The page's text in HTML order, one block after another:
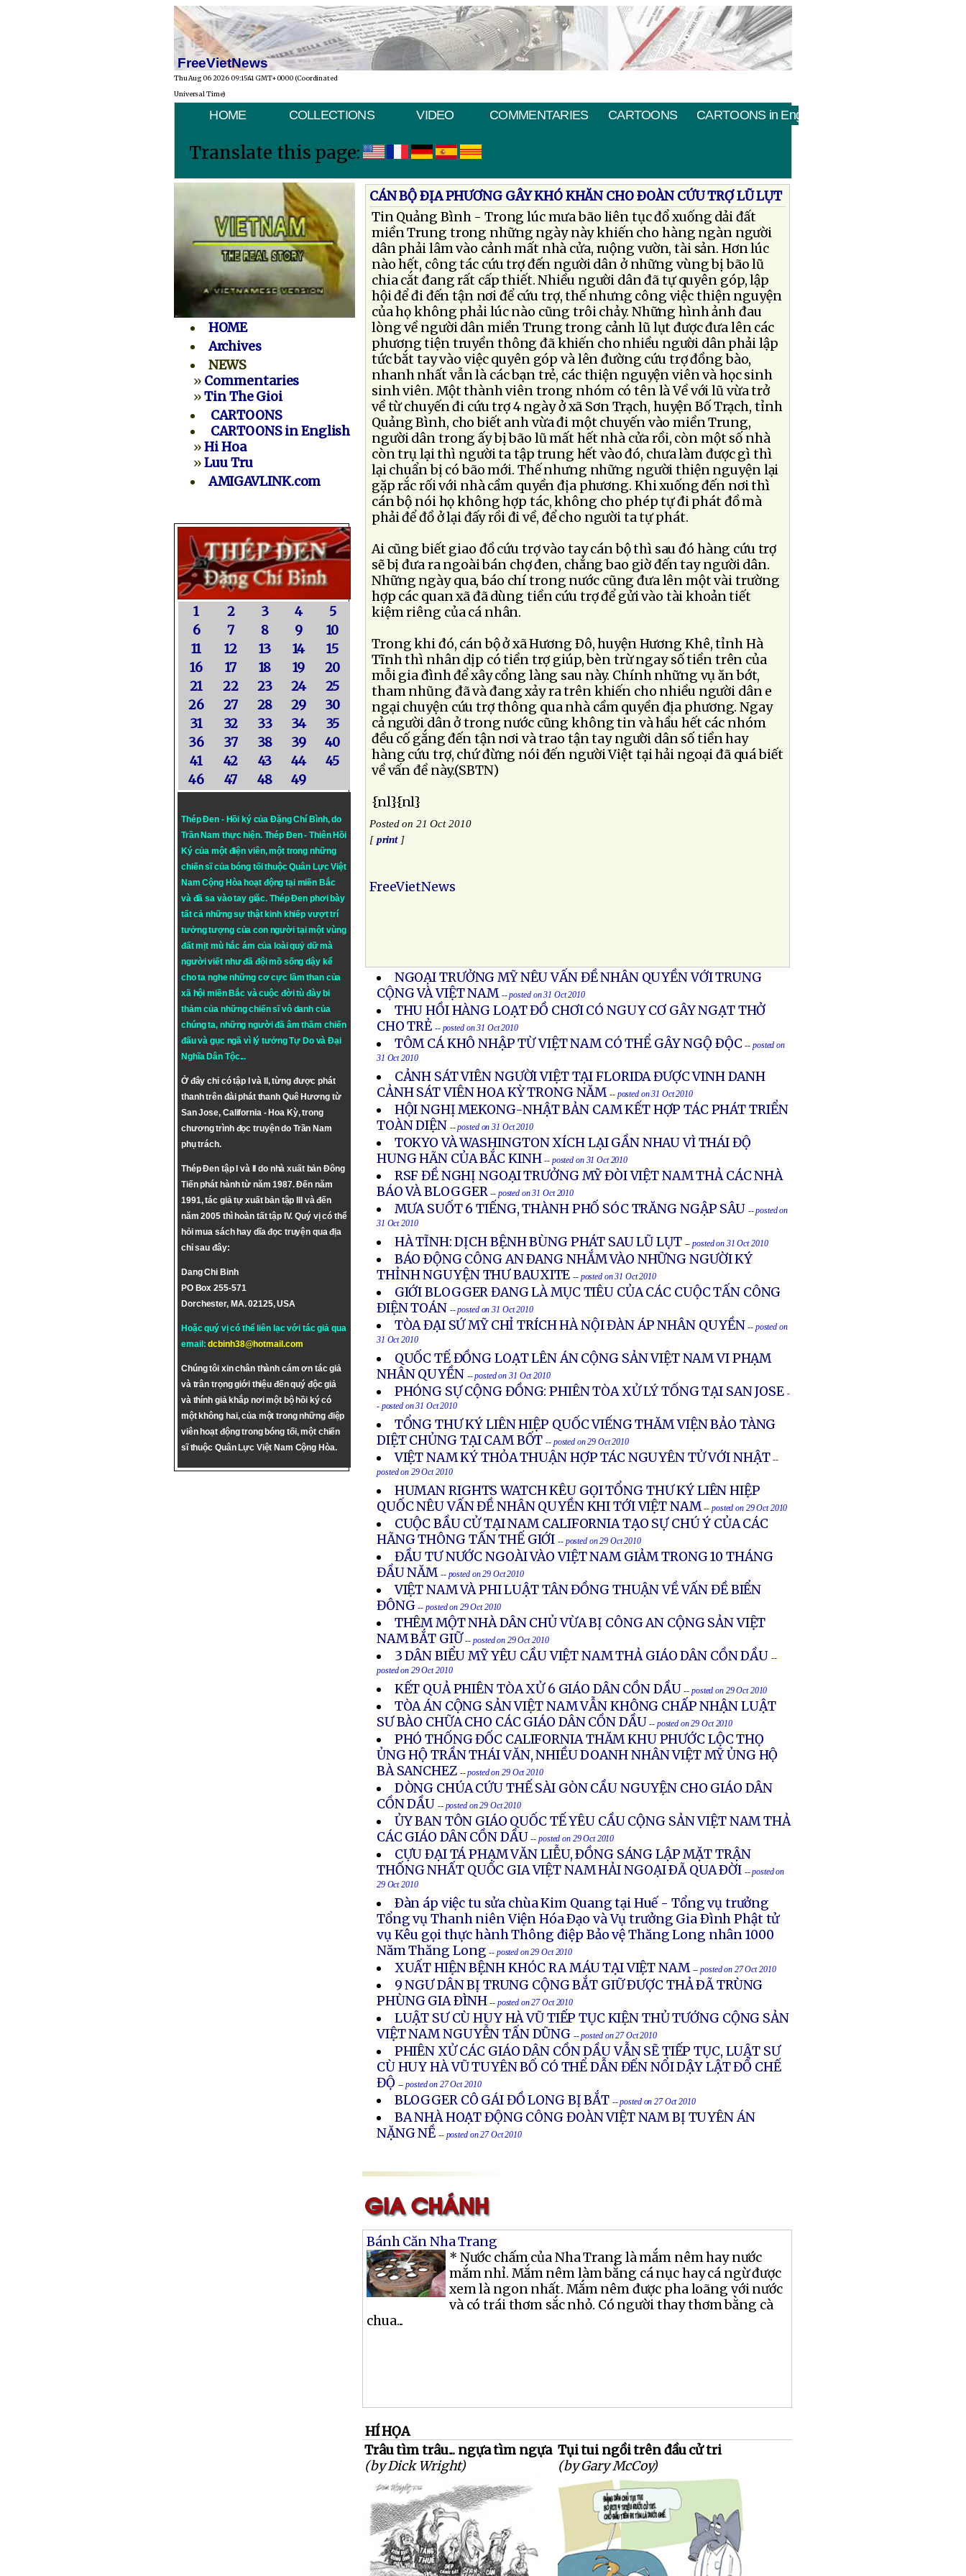
FreeVietNews
Thu Aug 06 2026 09:15:41 GMT+0000 (Coordinated
Universal Time)
HOME COLLECTIONS VIDEO COMMENTARIES CARTOONS CARTOONS in English
Translate this page:
HOME
Archives
NEWS
» Commentaries
»Tin The Gioi
CARTOONS
CARTOONS in English
»Hi Hoa
»Luu Tru
AMIGAVLINK.com
1 2 3 4
5
6
7 8 9
10
11
12 13 14
15
16
17 18 19
20
21
22 23 24
25
26
27 28 29
30
31
32 33 34
35
36
37 38 39
40
41
42 43 44
45
46
47 48 49
Thép Đen - Hồi ký của Đặng Chí Bình, do
Trần Nam thực hiện. Thép Đen- Thiên Hồi
Ký của một điện viên, một trong những
chiến sĩ của bóng tối thuộc Quân Lực Việt
Nam Cộng Hòa hoạt động tại miền Bắc
và đã sa vào tay giặc. Thép Đen phơi bày
tất cả những sự thật kinh khiếp vượt trí
tưởng tượng của con người tại một vùng
đất mịt mù hắc ám của loài quỷ dữ mà
người viết như đã đội mồ sống dậy kể
cho ta nghe những cơ cực lầm than của
xã hội miền Bắc và cuộc đời tù đày bi
thảm của những chiến sĩ vô danh của
chúng ta, những người đã âm thầm chiến
đấu và gục ngã vì lý tưởngTự DovàĐại
Nghĩa Dân Tộc...
Ở đây chỉ có tập I và II, từng được phát
thanh trên đài phát thanh Quê Hương từ
San Jose, California - Hoa Kỳ, trong
chương trình đọc truyện do Trần Nam
phụ trách.
Thép Đen tập I và II do nhà xuất bản Đông
Tiến phát hành từ năm 1987. Đến năm
1991, tác giả tự xuất bản tập III và đến
năm 2005 thì hoàn tất tập IV. Quý vị có thể
hỏi mua sách hay dĩa đọc truyện qua địa
chỉ sau đây:
Dang Chi Binh
PO Box 255-571
Dorchester, MA. 02125, USA
Hoặc quý vị có thể liên lạc với tác giả qua
email:dcbinh38@hotmail.com
Chúng tôi xin chân thành cám ơn tác giả
và trân trọng giới thiệu đến quý độc giả
và thính giả khắp nơi một bộ hồi ký có
một không hai, của một trong những điệp
viên hoạt động trong bóng tối, một chiến
sĩ thuộc Quân Lực Việt Nam Cộng Hòa.
CÁN BỘ ÐỊA PHƯƠNG GÂY KHÓ KHĂN CHO ÐOÀN CỨU TRỢ LŨ LỤT
Tin Quảng Bình - Trong lúc mưa bão liên tục đổ xuống dải đất
miền Trung trong những ngày này khiến cho hàng ngàn người
dân phải lâm vào cảnh mất nhà cửa, ruộng vườn, tài sản. Hơn lúc
nào hết, công tác cứu trợ đến người dân ở những vùng bị bão lũ
chia cắt đang rất cấp thiết. Nhiều người dân đã tự quyên góp, lập
hội để đi đến tận nơi để cứu trợ, thế nhưng công việc thiện nguyện
của họ không phải lúc nào cũng trôi chảy. Những hình ảnh đau
lòng về người dân miền Trung trong cảnh lũ lụt được đưa lên các
phương tiện truyền thông đã khiến cho nhiều người dân phải lập
tức bắt tay vào việc quyên góp và lên đường cứu trợ đồng bào,
nhanh nhất vẫn là các bạn trẻ, các thiện nguyện viên và học sinh
sinh viên. Một thành viên trong nhóm có tên là Về với lũ vừa trở
về từ chuyến đi cứu trợ 4 ngày ở xã Sơn Trạch, huyện Bố Trạch, tỉnh
Quảng Bình, cho biết anh vừa đi một chuyến vào miền Trung,
người dân trong ấy bị bão lũ mất hết nhà cửa rồi, còn một số nhà
còn trụ lại thì người ta tập trung hết vào đó, chưa làm được gì thì
lại chuẩn bị có bão mới. Thế nhưng những người thiện nguyện lại
gặp rắc rối với nhà cầm quyền địa phương. Khi xuống đến nơi thì
cán bộ nói họ không hợp tác, không cho phép tự đi phát đồ mà
phải để đồ ở lại đấy rồi đi về, để cho người ta tự phát.
Ai cũng biết giao đồ cứu trợ vào tay cán bộ thì sau đó hàng cứu trợ
sẽ bị đưa ra ngoài bán chợ đen, chẳng bao giờ đến tay người dân.
Những ngày qua, báo chí trong nước cũng đưa lên một vài trường
hợp các quan xã đã dùng tiền cứu trợ để gửi vào tài khoản tiết
kiệm riêng của cá nhân.
Trong khi đó, cán bộ ở xã Hương Ðô, huyện Hương Khê, tỉnh Hà
Tĩnh thì nhân dịp có tiền trợ giúp, bèn trừ ngay số tiền trên của
mỗi gia đình để xây cổng làng sau này. Chính những vụ ăn bớt,
tham nhũng đã và đang xảy ra trên khiến cho nhiều người dân e
ngại chuyện cứu trợ thông qua nhà cầm quyền địa phương. Ngay
cả người dân ở trong nước cũng không tin và hầu hết các nhóm
đều cố gắng đến tận nơi và trao tận tay người dân số tiền hay
hàng cứu trợ, chứ đừng nói đến người Việt tại hải ngoại đã quá biết
về vấn đề này.(SBTN)
{nl}{nl}
Posted on 21 Oct 2010
[print]
FreeVietNews
NGOẠI TRƯỞNG MỸ NÊU VẤN ĐỀ NHÂN QUYỀN VỚI TRUNG
CỘNG VÀ VIỆT NAM -- posted on 31 Oct 2010
THU HỒI HÀNG LOẠT ĐỒ CHƠI CÓ NGUY CƠ GÂY NGẠT THỞ
CHO TRẺ -- posted on 31 Oct 2010
TÔM CÁ KHÔ NHẬP TỪ VIỆT NAM CÓ THỂ GÂY NGỘ ÐỘC-- posted on
31 Oct 2010
CẢNH SÁT VIÊN NGƯỜI VIỆT TẠI FLORIDA ĐƯỢC VINH DANH
CẢNH SÁT VIÊN HOA KỲ TRONG NĂM -- posted on 31 Oct 2010
HỘI NGHỊ MEKONG-NHẬT BẢN CAM KẾT HỢP TÁC PHÁT TRIỂN
TOÀN DIỆN -- posted on 31 Oct 2010
TOKYO VÀ WASHINGTON XÍCH LẠI GẦN NHAU VÌ THÁI ĐỘ
HUNG HÃN CỦA BẮC KINH-- posted on 31 Oct 2010
RSF ĐỀ NGHỊ NGOẠI TRƯỞNG MỸ ĐÒI VIỆT NAM THẢ CÁC NHÀ
BÁO VÀ BLOGGER-- posted on 31 Oct 2010
MƯA SUỐT 6 TIẾNG, THÀNH PHỐ SÓC TRĂNG NGẬP SÂU -- posted on
31 Oct 2010
HÀ TĨNH: DỊCH BỆNH BÙNG PHÁT SAU LŨ LỤT -- posted on 31 Oct 2010
BÁO ÐỘNG CÔNG AN ÐANG NHẮM VÀO NHỮNG NGƯỜI KÝ
THỈNH NGUYỆN THƯ BAUXITE-- posted on 31 Oct 2010
GIỚI BLOGGER ĐANG LÀ MỤC TIÊU CỦA CÁC CUỘC TẤN CÔNG
ĐIỆN TOÁN -- posted on 31 Oct 2010
TÒA ĐẠI SỨ MỸ CHỈ TRÍCH HÀ NỘI ĐÀN ÁP NHÂN QUYỀN -- posted on
31 Oct 2010
QUỐC TẾ ĐỒNG LOẠT LÊN ÁN CỘNG SẢN VIỆT NAM VI PHẠM
NHÂN QUYỀN -- posted on 31 Oct 2010
PHÓNG SỰ CỘNG ĐỒNG: PHIÊN TÒA XỬ LÝ TỐNG TẠI SAN JOSE -
- posted on 31 Oct 2010
TỔNG THƯ KÝ LIÊN HIỆP QUỐC VIẾNG THĂM VIỆN BẢO TÀNG
DIỆT CHỦNG TẠI CAM BỐT -- posted on 29 Oct 2010
VIỆT NAM KÝ THỎA THUẬN HỢP TÁC NGUYÊN TỬ VỚI NHẬT --
posted on 29 Oct 2010
HUMAN RIGHTS WATCH KÊU GỌI TỔNG THƯ KÝ LIÊN HIỆP
QUỐC NÊU VẤN ĐỀ NHÂN QUYỀN KHI TỚI VIỆT NAM-- posted on 29 Oct 2010
CUỘC BẦU CỬ TẠI NAM CALIFORNIA TẠO SỰ CHÚ Ý CỦA CÁC
HÃNG THÔNG TẤN THẾ GIỚI -- posted on 29 Oct 2010
ĐẦU TƯ NƯỚC NGOÀI VÀO VIỆT NAM GIẢM TRONG 10 THÁNG
ĐẦU NĂM -- posted on 29 Oct 2010
VIỆT NAM VÀ PHI LUẬT TÂN ĐỒNG THUẬN VỀ VẤN ĐỀ BIỂN
ĐÔNG-- posted on 29 Oct 2010
THÊM MỘT NHÀ DÂN CHỦ VỪA BỊ CÔNG AN CỘNG SẢN VIỆT
NAM BẮT GIỮ -- posted on 29 Oct 2010
3 DÂN BIỂU MỸ YÊU CẦU VIỆT NAM THẢ GIÁO DÂN CỒN DẦU --
posted on 29 Oct 2010
KẾT QUẢ PHIÊN TÒA XỬ 6 GIÁO DÂN CỒN DẦU-- posted on 29 Oct 2010
TÒA ÁN CỘNG SẢN VIỆT NAM VẪN KHÔNG CHẤP NHẬN LUẬT
SƯ BÀO CHỮA CHO CÁC GIÁO DÂN CỒN DẦU-- posted on 29 Oct 2010
PHÓ THỐNG ĐỐC CALIFORNIA THĂM KHU PHƯỚC LỘC THỌ
ỦNG HỘ TRẦN THÁI VĂN, NHIỀU DOANH NHÂN VIỆT MỸ ỦNG HỘ
BÀ SANCHEZ -- posted on 29 Oct 2010
DÒNG CHÚA CỨU THẾ SÀI GÒN CẦU NGUYỆN CHO GIÁO DÂN
CỒN DẦU -- posted on 29 Oct 2010
ỦY BAN TÔN GIÁO QUỐC TẾ YÊU CẦU CỘNG SẢN VIỆT NAM THẢ
CÁC GIÁO DÂN CỒN DẦU -- posted on 29 Oct 2010
CỰU ÐẠI TÁ PHẠM VĂN LIỄU, ÐỒNG SÁNG LẬP MẶT TRẬN
THỐNG NHẤT QUỐC GIA VIỆT NAM HẢI NGOẠI ÐÃ QUA ÐỜI -- posted on
29 Oct 2010
Ðàn áp việc tu sửa chùa Kim Quang tại Huế - Tổng vụ trưởng
Tổng vụ Thanh niên Viện Hóa Ðạo và Vụ trưởng Gia Ðình Phật tử
vụ Kêu gọi thực hành Thông điệp Bảo vệ Thăng Long nhân 1000
Năm Thăng Long -- posted on 29 Oct 2010
XUẤT HIỆN BỆNH KHÓC RA MÁU TẠI VIỆT NAM -- posted on 27 Oct 2010
9 NGƯ DÂN BỊ TRUNG CỘNG BẮT GIỮ ÐƯỢC THẢ ÐÃ TRÙNG
PHÙNG GIA ÐÌNH -- posted on 27 Oct 2010
LUẬT SƯ CÙ HUY HÀ VŨ TIẾP TỤC KIỆN THỦ TƯỚNG CỘNG SẢN
VIỆT NAM NGUYỄN TẤN DŨNG -- posted on 27 Oct 2010
PHIÊN XỬ CÁC GIÁO DÂN CỒN DẦU VẪN SẼ TIẾP TỤC, LUẬT SƯ
CÙ HUY HÀ VŨ TUYÊN BỐ CÓ THỂ DẪN ĐẾN NỔI DẬY LẬT ĐỔ CHẾ
ĐỘ -- posted on 27 Oct 2010
BLOGGER CÔ GÁI ĐỒ LONG BỊ BẮT -- posted on 27 Oct 2010
BA NHÀ HOẠT ĐỘNG CÔNG ĐOÀN VIỆT NAM BỊ TUYÊN ÁN
NẶNG NỀ -- posted on 27 Oct 2010
Bánh Căn Nha Trang
* Nước chấm của Nha Trang là mắm nêm hay nước
mắm nhỉ. Mắm nêm làm bằng cá nục hay cá ngừ được
xem là ngon nhất. Mắm nêm được pha loãng với nước
và có trái thơm sắc nhỏ. Có người thay thơm bằng cà
chua...
HÍ HỌA
Trâu tìm trâu... ngựa tìm ngựa
(by Dick Wright)
Tụi tui ngồi trên đầu cử tri
(by Gary McCoy)